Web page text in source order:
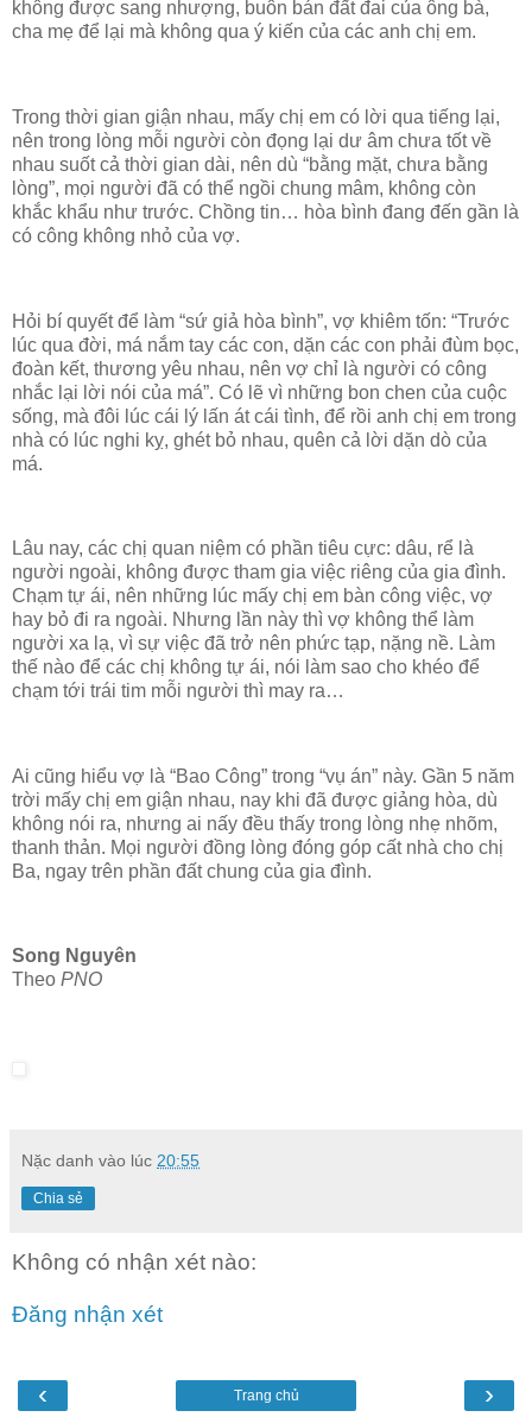
không được sang nhượng, buôn bán đất đai của ông bà,
cha mẹ để lại mà không qua ý kiến của các anh chị em.
Trong thời gian giận nhau, mấy chị em có lời qua tiếng lại,
nên trong lòng mỗi người còn đọng lại dư âm chưa tốt về
nhau suốt cả thời gian dài, nên dù “bằng mặt, chưa bằng
lòng”, mọi người đã có thể ngồi chung mâm, không còn
khắc khẩu như trước. Chồng tin… hòa bình đang đến gần là
có công không nhỏ của vợ.
Hỏi bí quyết để làm “sứ giả hòa bình”, vợ khiêm tốn: “Trước
lúc qua đời, má nắm tay các con, dặn các con phải đùm bọc,
đoàn kết, thương yêu nhau, nên vợ chỉ là người có công
nhắc lại lời nói của má”. Có lẽ vì những bon chen của cuộc
sống, mà đôi lúc cái lý lấn át cái tình, để rồi anh chị em trong
nhà có lúc nghi kỵ, ghét bỏ nhau, quên cả lời dặn dò của
má.
Lâu nay, các chị quan niệm có phần tiêu cực: dâu, rể là
người ngoài, không được tham gia việc riêng của gia đình.
Chạm tự ái, nên những lúc mấy chị em bàn công việc, vợ
hay bỏ đi ra ngoài. Nhưng lần này thì vợ không thể làm
người xa lạ, vì sự việc đã trở nên phức tạp, nặng nề. Làm
thế nào để các chị không tự ái, nói làm sao cho khéo để
chạm tới trái tim mỗi người thì may ra…
Ai cũng hiểu vợ là “Bao Công” trong “vụ án” này. Gần 5 năm
trời mấy chị em giận nhau, nay khi đã được giảng hòa, dù
không nói ra, nhưng ai nấy đều thấy trong lòng nhẹ nhõm,
thanh thản. Mọi người đồng lòng đóng góp cất nhà cho chị
Ba, ngay trên phần đất chung của gia đình.
Song Nguyên
Theo PNO
Nặc danh vào lúc 20:55
Chia sẻ
Không có nhận xét nào:
Đăng nhận xét
‹ ›
Trang chủ